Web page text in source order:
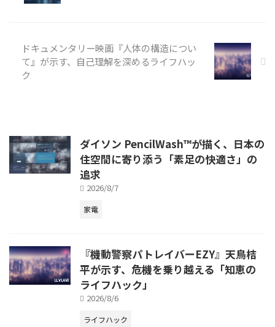
ドキュメンタリー映画『人体の構造につい
て』が示す、自己理解を深めるライフハッ
ク
ダイソン PencilWash™が描く、日本の
住空間に寄り添う「素足の快適さ」の
追求
2026/8/7
家電
『機動警察パトレイバーEZY』天鳥桔
平が示す、危機を乗り越える「知恵の
ライフハック」
2026/8/6
ライフハック